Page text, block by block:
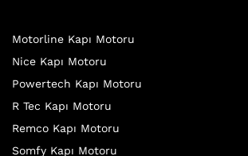
Motorline Kapı Motoru
Nice Kapı Motoru
Powertech Kapı Motoru
R Tec Kapı Motoru
Remco Kapı Motoru
Somfy Kapı Motoru